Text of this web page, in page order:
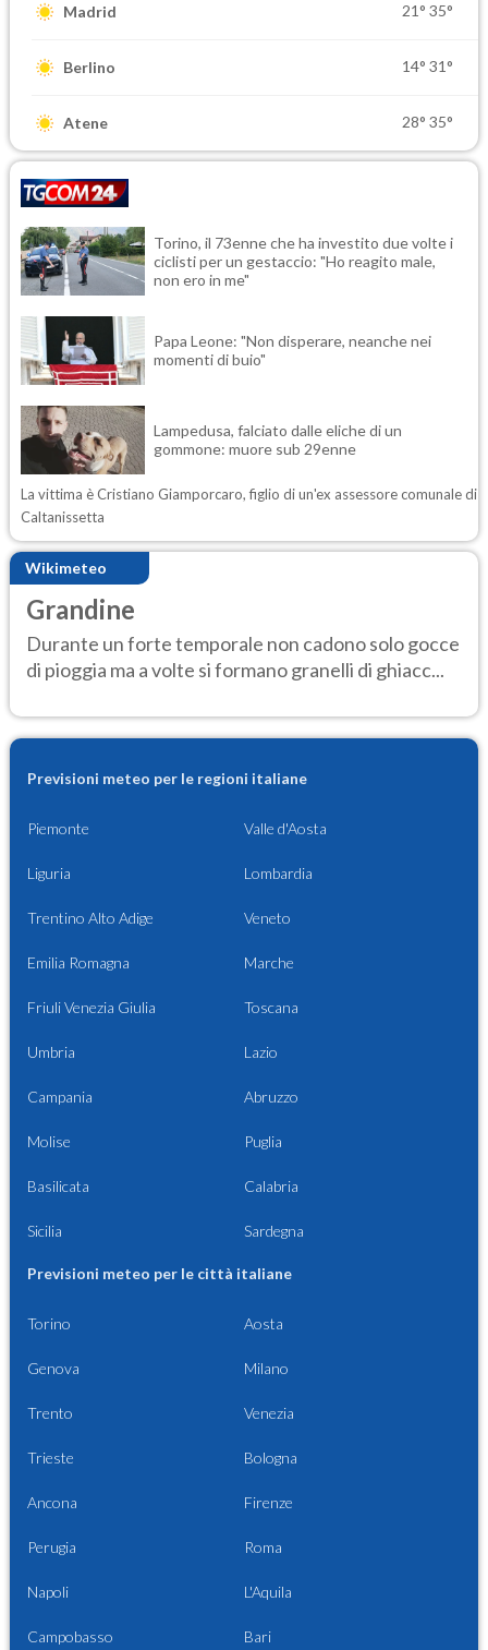
Madrid 21° 35°
Berlino 14° 31°
Atene 28° 35°
Torino, il 73enne che ha investito due volte i
ciclisti per un gestaccio: "Ho reagito male,
non ero in me"
Papa Leone: "Non disperare, neanche nei
momenti di buio"
Lampedusa, falciato dalle eliche di un
gommone: muore sub 29enne
La vittima è Cristiano Giamporcaro, figlio di un'ex assessore comunale di
Caltanissetta
Wikimeteo
Grandine
Durante un forte temporale non cadono solo gocce
di pioggia ma a volte si formano granelli di ghiacc...
Previsioni meteo per le regioni italiane
Piemonte Valle d'Aosta
Liguria Lombardia
Trentino Alto Adige Veneto
Emilia Romagna Marche
Friuli Venezia Giulia Toscana
Umbria Lazio
Campania Abruzzo
Molise Puglia
Basilicata Calabria
Sicilia Sardegna
Previsioni meteo per le città italiane
Torino Aosta
Genova Milano
Trento Venezia
Trieste Bologna
Ancona Firenze
Perugia Roma
Napoli L'Aquila
Campobasso Bari